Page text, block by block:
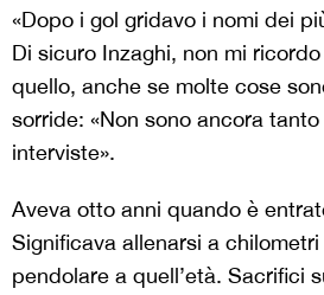
«Dopo i gol gridavo i nomi dei
Di sicuro Inzaghi, non mi
quello, anche se molte cose
sorride: «Non sono ancora
interviste».
Aveva otto anni quando è
Significava allenarsi a
pendolare a quell’età. Sacrifici